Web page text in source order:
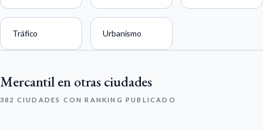
Tráfico Urbanismo
Mercantil en otras ciudades
382 CIUDADES CON RANKING PUBLICADO